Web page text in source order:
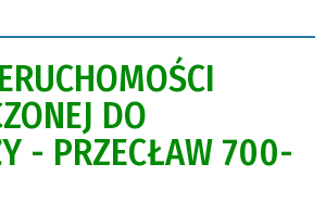
DO
- PRZECŁAW 700-